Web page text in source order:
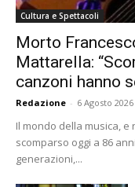
Cultura e Spettacoli
Morto
Mattarella:
canzoni hanno
Redazione - 6 Agosto 2026
Il mondo della musica, e
scomparso oggi a 86
generazioni,...